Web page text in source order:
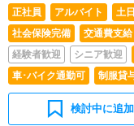
正社員 アルバイト 土
社会保険完備
交通費支給
経験者歓迎
シニア歓迎
車･バイク通勤可
制服貸
検討中に追加